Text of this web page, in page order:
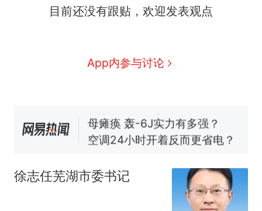
目前还没有跟贴，欢迎发表观点
App内参与讨论
全部作废，公平么？
国大使骑行绕了几乎整个国境
线一圈，还曾两次到中国寻根
搬家报价570元，搬到楼下交
空调24小时开着反而更省电？
电力部门回应
试前13名均遭淘汰？教育局：
已叫停招聘，成立调查组全面
热
十多万人报名的考试，成绩
全部作废，公平么？
徐志任芜湖市委书记